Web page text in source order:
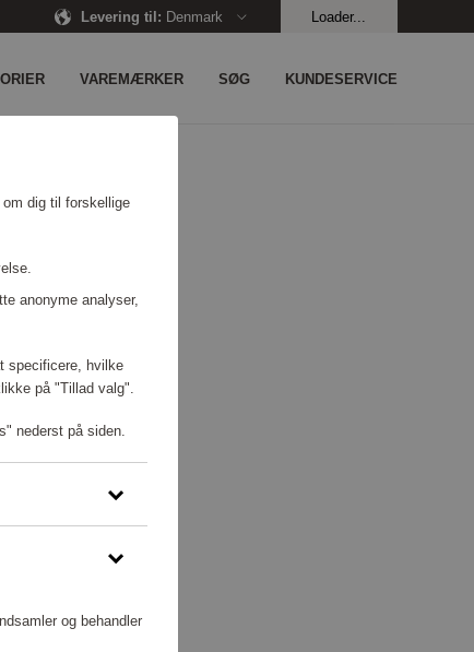
Levering til: Denmark Loader...
VAREMÆRKER SØG KUNDESERVICE
dig til forskellige
anonyme analyser,
specificere, hvilke
på "Tillad valg".
nederst på siden.
og behandler